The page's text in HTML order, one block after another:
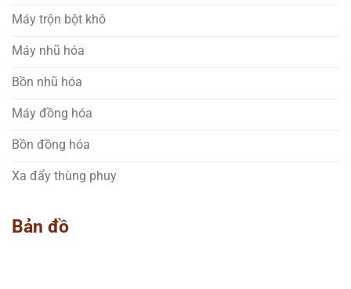
Máy trộn bột khô
Máy nhũ hóa
Bồn nhũ hóa
Máy đồng hóa
Bồn đồng hóa
Xa đẩy thùng phuy
Bản đồ